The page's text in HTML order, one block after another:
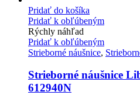
Pridať do košíka
Pridať k obľúbeným
Rýchly náhľad
Pridať k obľúbeným
Strieborné náušnice,
Strieborné náušnice
612940N